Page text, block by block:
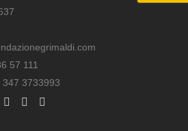
57 111
347 3733993